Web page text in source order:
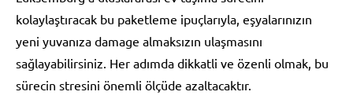
kolaylaştıracak bu paketleme ipuçlarıyla, eşyalarınızın
yeni yuvanıza damage almaksızın ulaşmasını
sağlayabilirsiniz. Her adımda dikkatli ve özenli olmak, bu
sürecin stresini önemli ölçüde azaltacaktır.